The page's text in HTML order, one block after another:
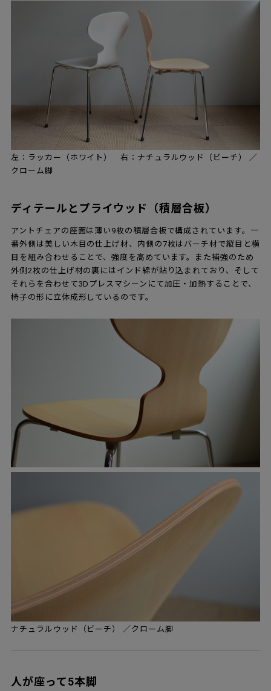
左：ラッカー（ホワイト） 右：ナチュラルウッド（ビーチ） ／
クローム脚
ディテールとプライウッド（積層合板）
アントチェアの座面は薄い9枚の積層合板で構成されています。一
番外側は美しい木目の仕上げ材、内側の7枚はバーチ材で縦目と横
目を組み合わせることで、強度を高めています。また補強のため
外側2枚の仕上げ材の裏にはインド綿が貼り込まれており、そして
それらを合わせて3Dプレスマシーンにて加圧・加熱することで、
椅子の形に立体成形しているのです。
ナチュラルウッド（ビーチ） ／クローム脚
人が座って5本脚